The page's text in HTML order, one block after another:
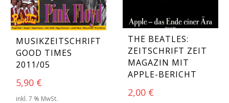
MUSIKZEITSCHRIFT
GOOD TIMES
2011/05
5,90 €
inkl. 7 % MwSt.
THE BEATLES:
ZEITSCHRIFT ZEIT
MAGAZIN MIT
APPLE-BERICHT
2,00 €